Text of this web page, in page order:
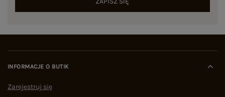
INFORMACJE O BUTIK
Zarejestruj się